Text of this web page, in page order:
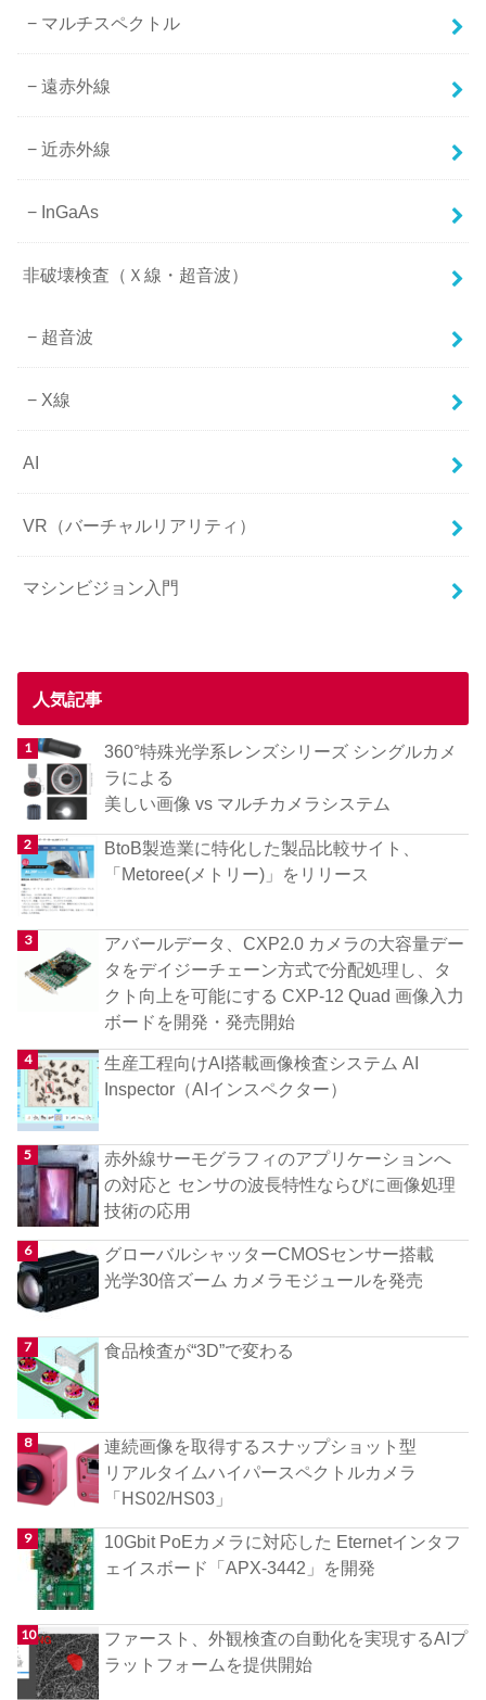
マルチスペクトル
遠赤外線
近赤外線
InGaAs
非破壊検査（Ｘ線・超音波）
超音波
X線
AI
VR（バーチャルリアリティ）
マシンビジョン入門
人気記事
360°特殊光学系レンズシリーズ シングルカメ
ラによる
美しい画像 vs マルチカメラシステム
BtoB製造業に特化した製品比較サイト、
「Metoree(メトリー)」をリリース
アバールデータ、CXP2.0 カメラの大容量デー
タをデイジーチェーン方式で分配処理し、タ
クト向上を可能にする CXP-12 Quad 画像入力
ボードを開発・発売開始
生産工程向けAI搭載画像検査システム AI
Inspector（AIインスペクター）
赤外線サーモグラフィのアプリケーションへ
の対応と センサの波長特性ならびに画像処理
技術の応用
グローバルシャッターCMOSセンサー搭載
光学30倍ズーム カメラモジュールを発売
食品検査が“3D”で変わる
連続画像を取得するスナップショット型
リアルタイムハイパースペクトルカメラ
「HS02/HS03」
10Gbit PoEカメラに対応した Eternetインタフ
ェイスボード「APX-3442」を開発
ファースト、外観検査の自動化を実現するAIプ
ラットフォームを提供開始